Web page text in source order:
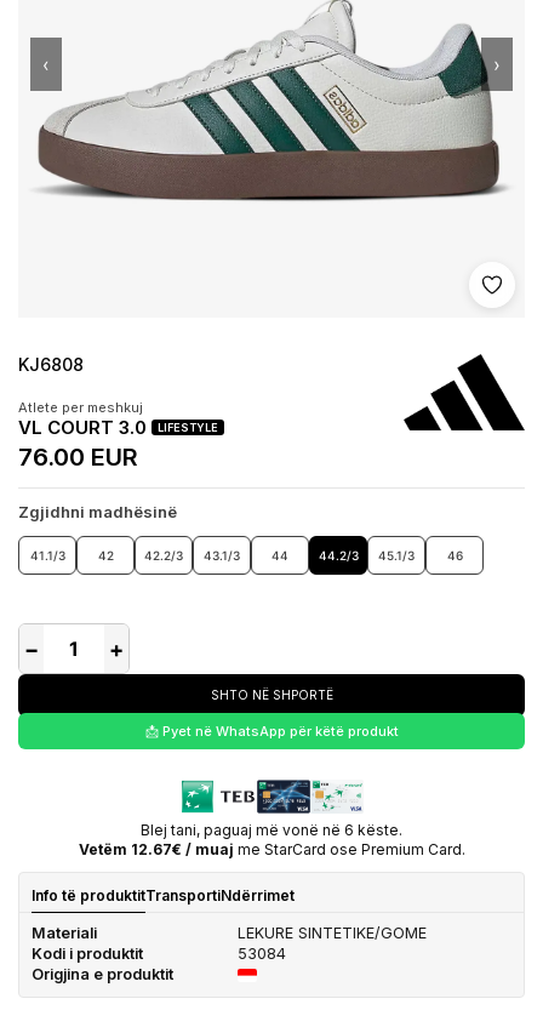
Shto
‹ ›
KJ6808
Atlete per meshkuj
VL COURT 3.0 LIFESTYLE
76.00 EUR
Zgjidhni madhësinë
41.1/3 42 42.2/3 43.1/3 44 44.2/3 45.1/3 46
− +
SHTO NË SHPORTË
📩 Pyet në WhatsApp për këtë produkt
Blej tani, paguaj më vonë në 6 këste.
Vetëm 12.67€ / muaj me StarCard ose Premium Card.
Info të produktitTransportiNdërrimet
Materiali
LEKURE SINTETIKE/GOME
Kodi i produktit
53084
Origjina e produktit